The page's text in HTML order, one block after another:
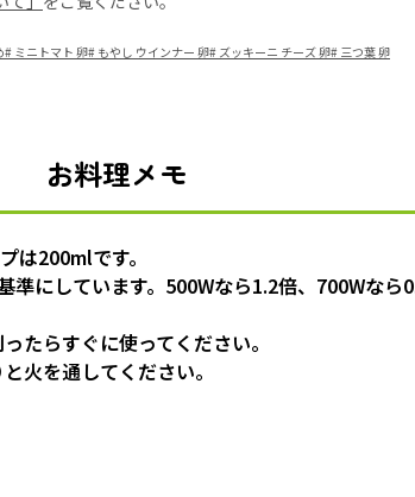
# ミニトマト 卵# もやし ウインナー 卵# ズッキーニ チーズ 卵# 三つ葉 卵
お料理メモ
200mlです。
にしています。500Wなら1.2倍、700Wなら
たらすぐに使ってください。
火を通してください。